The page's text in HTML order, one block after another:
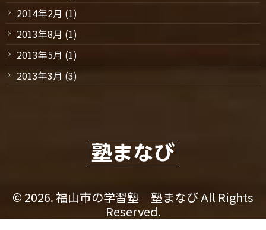
2014年2月 (1)
2013年8月 (1)
2013年5月 (1)
2013年3月 (3)
© 2026. 福山市の学習塾 塾まなび All Rights
Reserved.